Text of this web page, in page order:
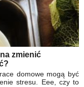
zmienić
domowe mogą być
stresu. Eee, czy to